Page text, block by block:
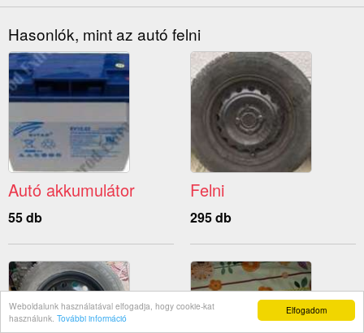
Elfogadom
Weboldalunk használatával elfogadja, hogy cookie-kat
használunk. További információ
Hasonlók, mint az autó felni
Autó akkumulátor
55 db
Felni
295 db